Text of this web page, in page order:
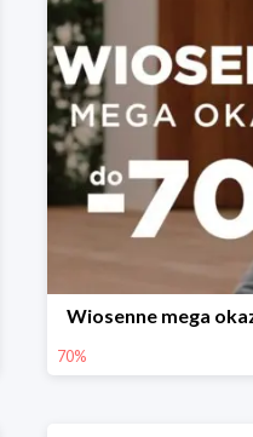
Wiosenne mega
70%